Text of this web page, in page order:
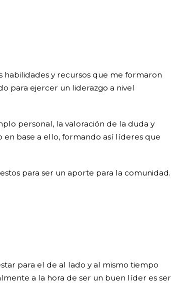
y recursos que me formaron
para ejercer un liderazgo a nivel
personal, la valoración de la duda y
en base a ello, formando así líderes que
para ser un aporte para la comunidad.
para el de al lado y al mismo tiempo
a la hora de ser un buen líder es ser